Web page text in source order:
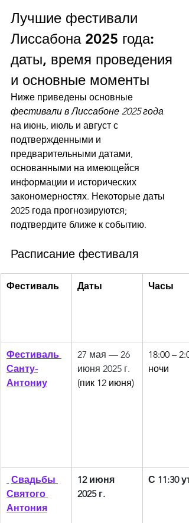
Лучшие фестивали
Лиссабона 2025 года:
даты, время проведения
и основные моменты
Ниже приведены основные
фестивали в Лиссабоне 2025 года
на июнь, июль и август с
подтвержденными и
предварительными датами,
основанными на имеющейся
информации и исторических
закономерностях. Некоторые даты
2025 года прогнозируются;
подтвердите ближе к событию.
Расписание фестиваля
Фестиваль Даты Часы
Фестиваль
Санту-
Антониу
27 мая — 26
июня 2025 г.
(пик 12 июня)
18:00 –
ночи
Свадьбы
Святого
Антония
12 июня
2025 г.
С 11:30